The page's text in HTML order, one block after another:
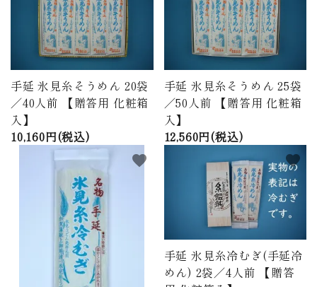
手延 氷見糸そうめん 20袋
／40人前 【贈答用 化粧箱
入】
10,160円(税込)
手延 氷見糸そうめん 25袋
／50人前 【贈答用 化粧箱
入】
12,560円(税込)
favorite
手延 氷見糸冷むぎ(手延冷
めん) 2袋／4人前 【贈答
favorite